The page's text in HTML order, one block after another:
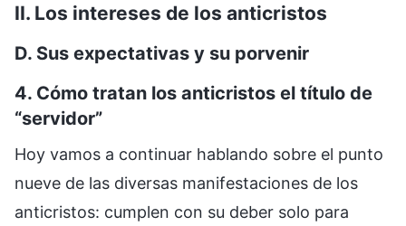
II. Los intereses de los anticristos
D. Sus expectativas y su porvenir
4. Cómo tratan los anticristos el título de
“servidor”
Hoy vamos a continuar hablando sobre el punto
nueve de las diversas manifestaciones de los
anticristos: cumplen con su deber solo para